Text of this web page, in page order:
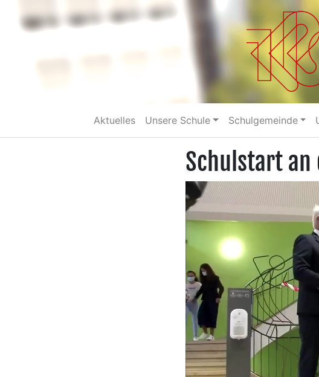
Aktuelles Unsere Schule Schulgemeinde
Schulstart an